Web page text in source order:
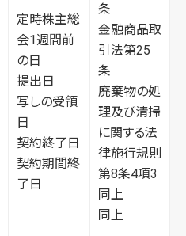
定時株主総
会1週間前
の日
提出日
写しの受領
日
契約終了日
契約期間終
了日
条
金融商品取
引法第25
条
廃棄物の処
理及び清掃
に関する法
律施行規則
第8条4項3
同上
同上